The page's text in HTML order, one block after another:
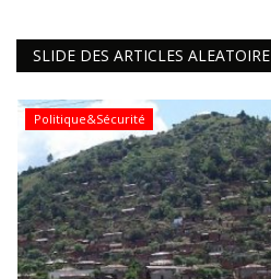
SLIDE DES ARTICLES ALEATOIRE
Politique&Sécurité